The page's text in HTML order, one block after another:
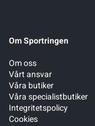
Om Sportringen
Om oss
Vårt ansvar
Våra butiker
Våra specialistbutiker
Integritetspolicy
Cookies